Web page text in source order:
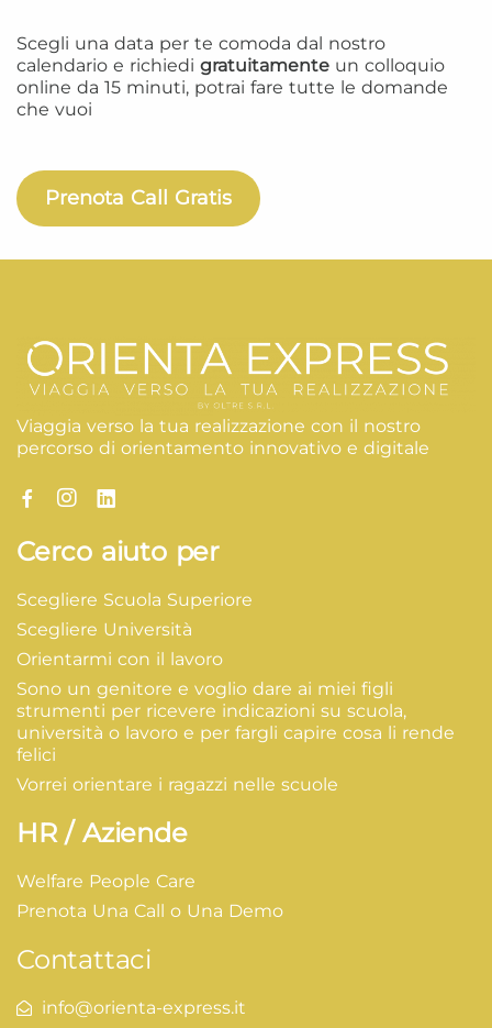
Scegli una data per te comoda dal nostro
calendario e richiedi gratuitamente un colloquio
online da 15 minuti, potrai fare tutte le domande
che vuoi
Prenota Call Gratis
Viaggia verso la tua realizzazione con il nostro
percorso di orientamento innovativo e digitale
Cerco aiuto per
Scegliere Scuola Superiore
Scegliere Università
Orientarmi con il lavoro
Sono un genitore e voglio dare ai miei figli
strumenti per ricevere indicazioni su scuola,
università o lavoro e per fargli capire cosa li rende
felici
Vorrei orientare i ragazzi nelle scuole
HR / Aziende
Welfare People Care
Prenota Una Call o Una Demo
Contattaci
info@orienta-express.it